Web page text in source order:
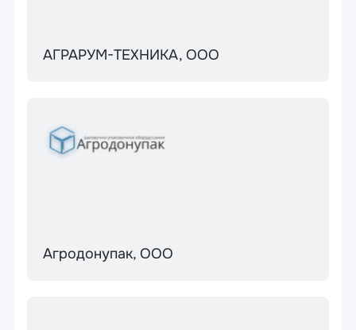
АГРАРУМ-ТЕХНИКА, ООО
Агродонупак, ООО